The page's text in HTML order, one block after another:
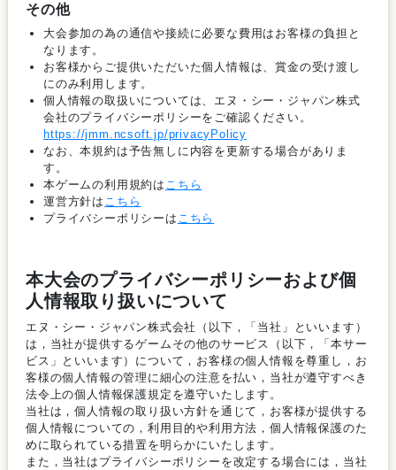
その他
大会参加の為の通信や接続に必要な費用はお客様の負担と
なります。
お客様からご提供いただいた個人情報は、賞金の受け渡し
にのみ利用します。
個人情報の取扱いについては、エヌ・シー・ジャパン株式
会社のプライバシーポリシーをご確認ください。
https://jmm.ncsoft.jp/privacyPolicy
なお、本規約は予告無しに内容を更新する場合がありま
す。
本ゲームの利用規約は こちら
運営方針は こちら
プライバシーポリシーは こちら
本大会のプライバシーポリシーおよび個
人情報取り扱いについて
エヌ・シー・ジャパン株式会社（以下，「当社」といいます）
は，当社が提供するゲームその他のサービス（以下，「本サー
ビス」といいます）について，お客様の個人情報を尊重し，お
客様の個人情報の管理に細心の注意を払い，当社が遵守すべき
法令上の個人情報保護規定を遵守いたします。
当社は，個人情報の取り扱い方針を通じて，お客様が提供する
個人情報についての，利用目的や利用方法，個人情報保護のた
めに取られている措置を明らかにいたします。
また，当社はプライバシーポリシーを改定する場合には，当社